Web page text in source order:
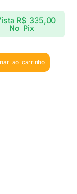
R$335,00
No Pix
ao carrinho